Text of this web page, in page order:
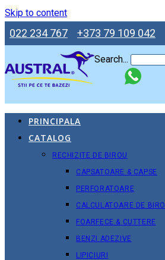
Skip to content
022 234 767 +373 79 109 042
Search...
PRINCIPALA
CATALOG
RECHIZITE DE BIROU
CAPSATOARE & CAPSE
PERFORATOARE
CALCULATOARE DE
FOARFECE & CUTTERE
BENZI ADEZIVE
LIPICIURI